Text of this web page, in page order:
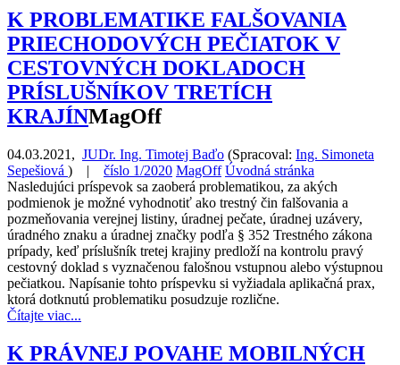
K PROBLEMATIKE FALŠOVANIA
PRIECHODOVÝCH PEČIATOK V
CESTOVNÝCH DOKLADOCH
PRÍSLUŠNÍKOV TRETÍCH
KRAJÍNMagOff
04.03.2021 , JUDr. Ing. Timotej Baďo (Spracoval: Ing. Simoneta
Sepešiová ) | číslo 1/2020 MagOff Úvodná stránka
Nasledujúci príspevok sa zaoberá problematikou, za akých
podmienok je možné vyhodnotiť ako trestný čin falšovania a
pozmeňovania verejnej listiny, úradnej pečate, úradnej uzávery,
úradného znaku a úradnej značky podľa § 352 Trestného zákona
prípady, keď príslušník tretej krajiny predloží na kontrolu pravý
cestovný doklad s vyznačenou falošnou vstupnou alebo výstupnou
pečiatkou. Napísanie tohto príspevku si vyžiadala aplikačná prax,
ktorá dotknutú problematiku posudzuje rozlične.
Čítajte viac...
K PRÁVNEJ POVAHE MOBILNÝCH